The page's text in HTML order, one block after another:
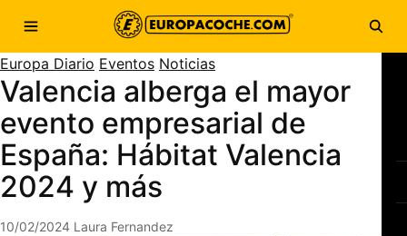
Saltar al contenido
Abrir menú
Europa Diario Eventos Noticias
Valencia alberga el mayor
evento empresarial de
España: Hábitat Valencia
2024 y más
10/02/2024 Laura Fernandez